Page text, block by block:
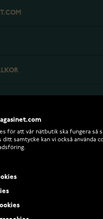
© 2026 Klockmagasinet.com
för att vår nätbutik ska fungera så
ditt samtycke kan vi också använda